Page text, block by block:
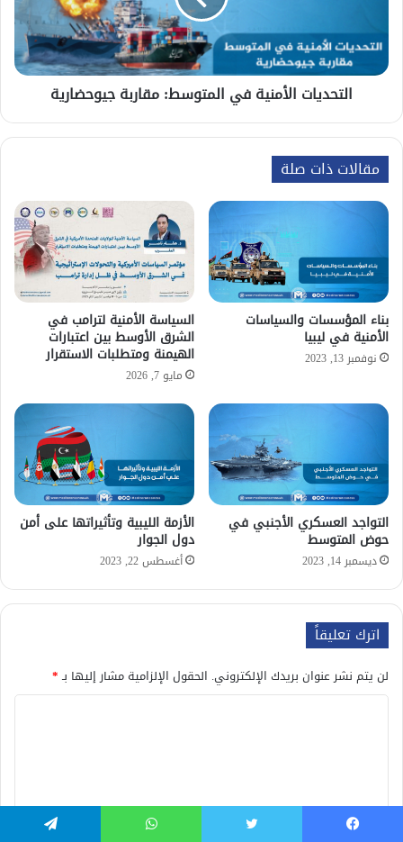
التحديات الأمنية في المتوسط: مقاربة جيوحضارية
مقالات ذات صلة
بناء المؤسسات والسياسات
الأمنية في ليبيا
نوفمبر 13, 2023
السياسة الأمنية لترامب في
الشرق الأوسط بين اعتبارات
الهيمنة ومتطلبات الاستقرار
مايو 7, 2026
التواجد العسكري الأجنبي في
حوض المتوسط
ديسمبر 14, 2023
الأزمة الليبية وتأثيراتها على أمن
دول الجوار
أغسطس 22, 2023
اترك تعليقاً
لن يتم نشر عنوان بريدك الإلكتروني. الحقول الإلزامية مشار إليها بـ*